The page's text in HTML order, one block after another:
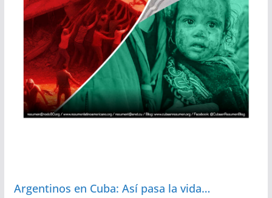
Argentinos en Cuba: Así pasa la vida…